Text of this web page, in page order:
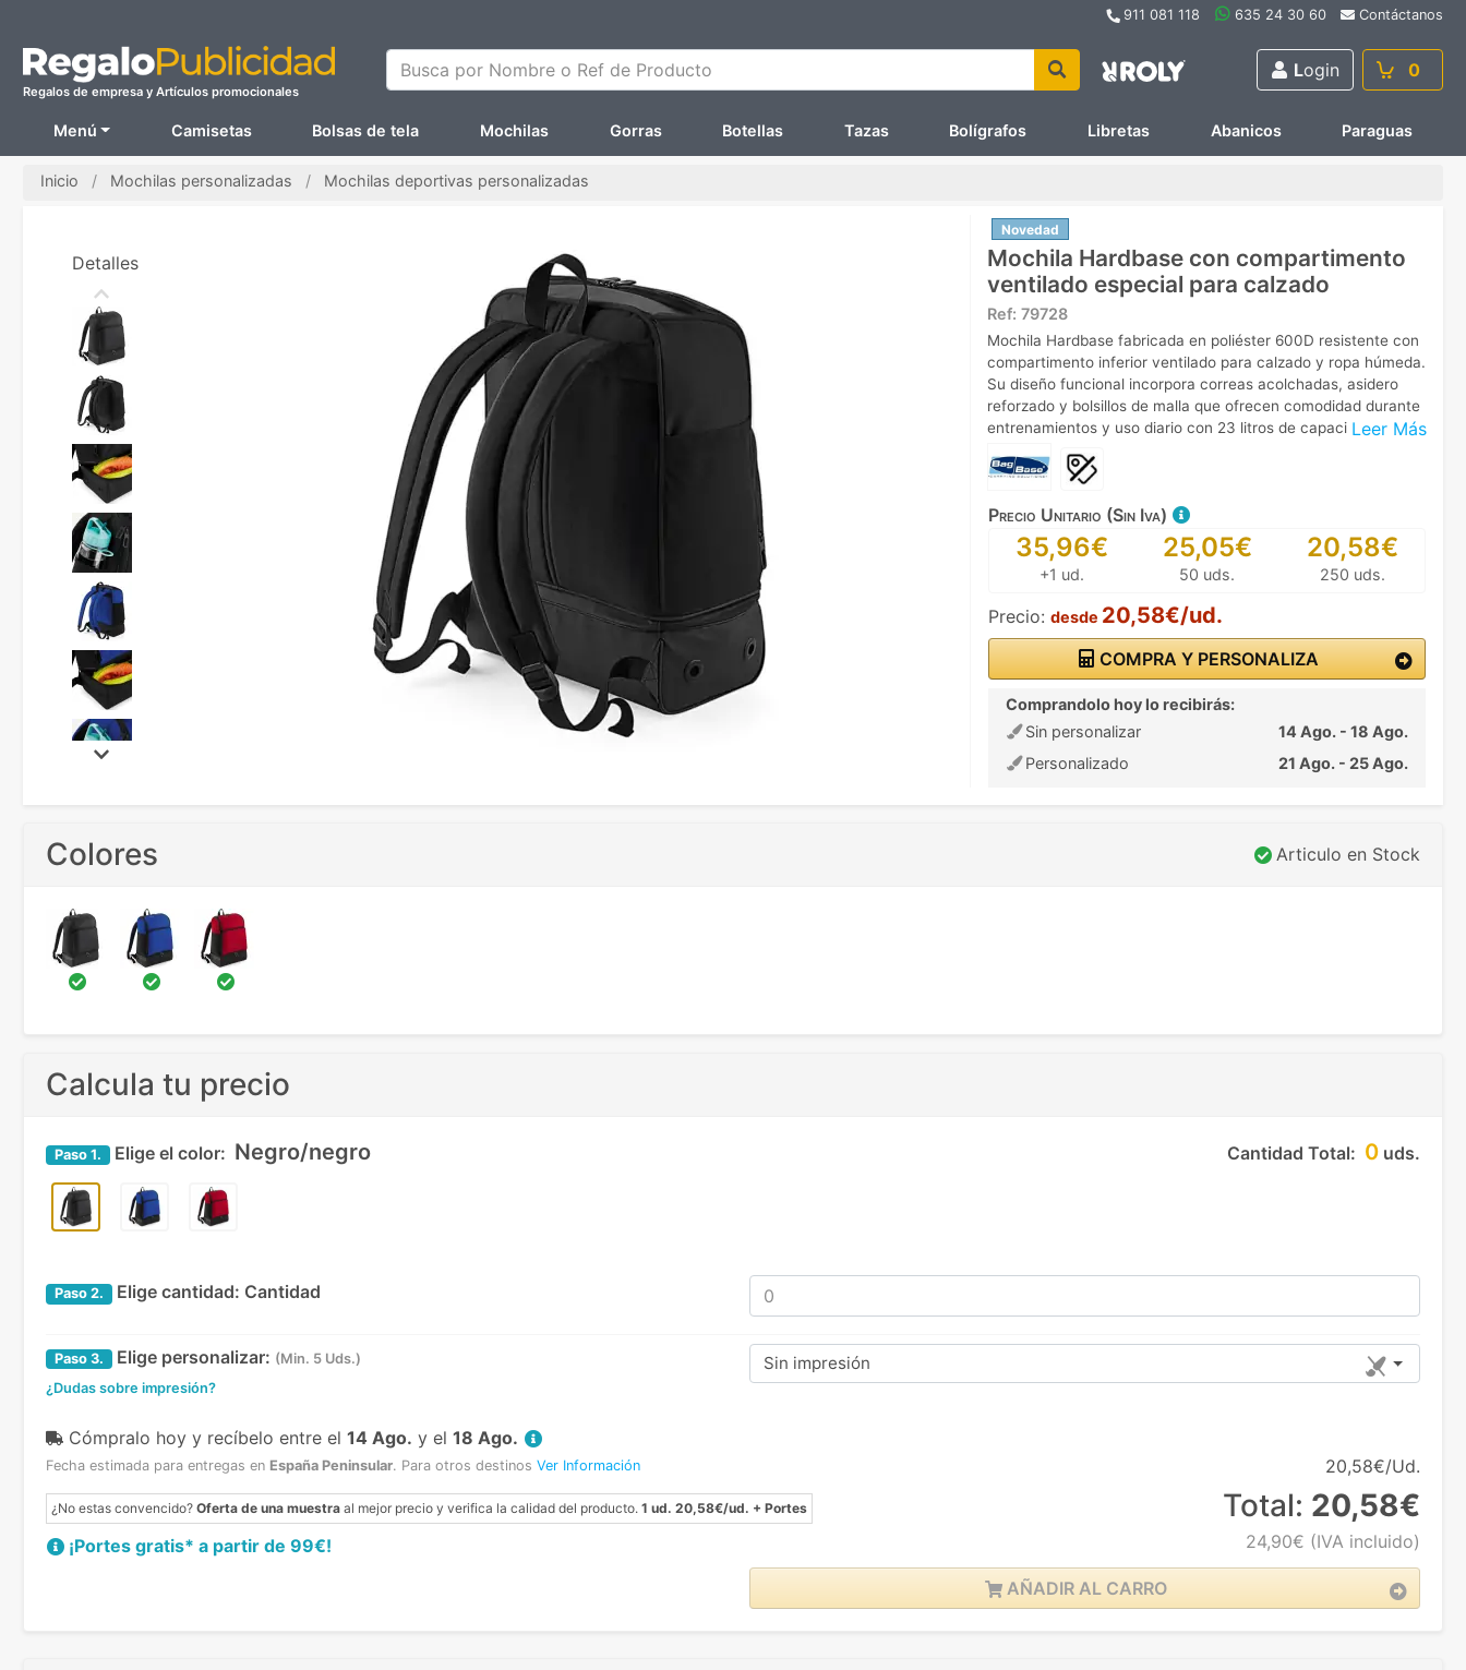
911 081 118 635 24 30 60 Contáctanos
Regalos de empresa y Artículos promocionales
Busca por Nombre o Ref de Producto Login 0
Menú Camisetas Bolsas de tela Mochilas Gorras Botellas Tazas Bolígrafos Libretas Abanicos Paraguas
Inicio Mochilas personalizadas Mochilas deportivas personalizadas
Novedad
Mochila Hardbase con compartimento
ventilado especial para calzado
Ref: 79728
Leer Más
Mochila Hardbase fabricada en poliéster 600D resistente con
compartimento inferior ventilado para calzado y ropa húmeda.
Su diseño funcional incorpora correas acolchadas, asidero
reforzado y bolsillos de malla que ofrecen comodidad durante
entrenamientos y uso diario con 23 litros de capacidad.
Precio Unitario (Sin Iva)
35,96€
+1 ud.
25,05€
50 uds.
20,58€
250 uds.
Precio: desde 20,58€/ud.
COMPRA Y PERSONALIZA
Comprandolo hoy lo recibirás:
Sin personalizar
14 Ago. - 18 Ago.
Personalizado
21 Ago. - 25 Ago.
Detalles
Colores Articulo en Stock
Calcula tu precio
Cantidad Total: 0 uds.
Paso 1. Elige el color: Negro/negro
Paso 2. Elige cantidad: Cantidad
Paso 3. Elige personalizar: (Min. 5 Uds.)
¿Dudas sobre impresión?
Sin impresión
Cómpralo hoy y recíbelo entre el 14 Ago. y el 18 Ago.
Fecha estimada para entregas en España Peninsular. Para otros destinos Ver Información
¿No estas convencido? Oferta de una muestra al mejor precio y verifica la calidad del producto. 1 ud. 20,58€/ud. + Portes
¡Portes gratis* a partir de 99€!
20,58€/Ud.
Total: 20,58€
24,90€ (IVA incluido)
AÑADIR AL CARRO